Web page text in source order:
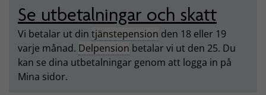
Se utbetalningar och skatt
Vi betalar ut din tjänstepension den 18 eller 19
varje månad. Delpension betalar vi ut den 25. Du
kan se dina utbetalningar genom att logga in på
Mina sidor.